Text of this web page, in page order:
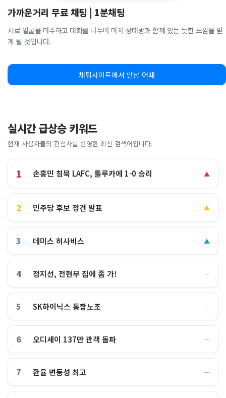
가까운거리 무료 채팅 | 1분채팅
서로 얼굴을 마주하고 대화를 나누며 마치 상대방과 함께 있는 듯한 느낌을 받
게 될 것입니다.
채팅사이트에서 만남 어때
실시간 급상승 키워드
현재 사용자들의 관심사를 반영한 최신 검색어입니다.
1 손흥민 침묵 LAFC, 톨루카에 1-0 승리 ▲
2 민주당 후보 정견 발표 ▲
3 데미스 허사비스 ▲
4 정지선, 전현무 집에 좀 가! ―
5 SK하이닉스 통합노조 ―
6 오디세이 137만 관객 돌파 ―
7 환율 변동성 최고 ―